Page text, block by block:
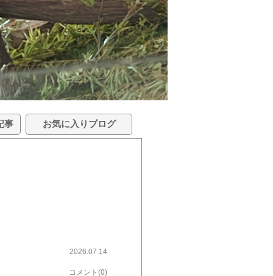
事 お気に入りブログ
2026.07.14
コメント(0)